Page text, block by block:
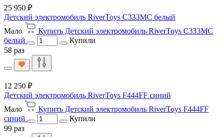
25 950 ₽
Детский электромобиль RiverToys C333MC белый
Мало
Купить Детский электромобиль RiverToys C333MC
белый
Купили
58 раз
12 250 ₽
Детский электромобиль RiverToys F444FF синий
Мало
Купить Детский электромобиль RiverToys F444FF
синий
Купили
99 раз